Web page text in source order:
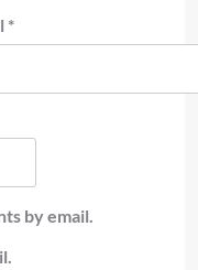
*
by email.